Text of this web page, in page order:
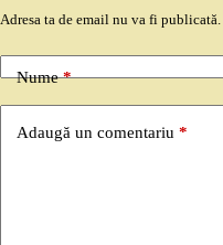
Adresa ta de email nu va fi publicată.
Nume*
Adaugă un comentariu *